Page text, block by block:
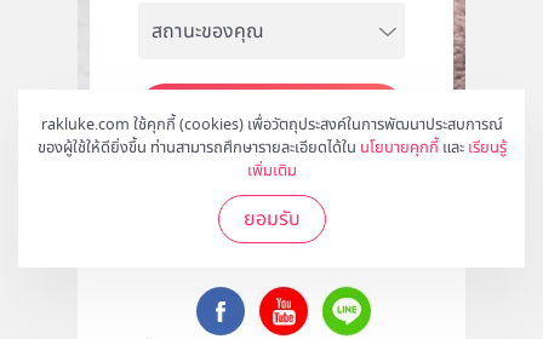
rakluke.com ใช้คุกกี้ (cookies) เพื่อวัตถุประสงค์ในการพัฒนาประสบการณ์
ของผู้ใช้ให้ดียิ่งขึ้น ท่านสามารถศึกษารายละเอียดได้ใน นโยบายคุกกี้ และ เรียนรู้
เพิ่มเติม
ยอมรับ
สมัคร
ติดตามเราได้ที่